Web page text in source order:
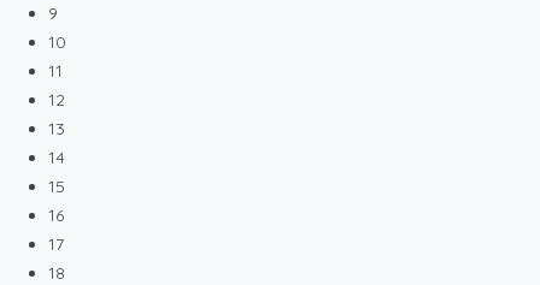
9
10
11
12
13
14
15
16
17
18